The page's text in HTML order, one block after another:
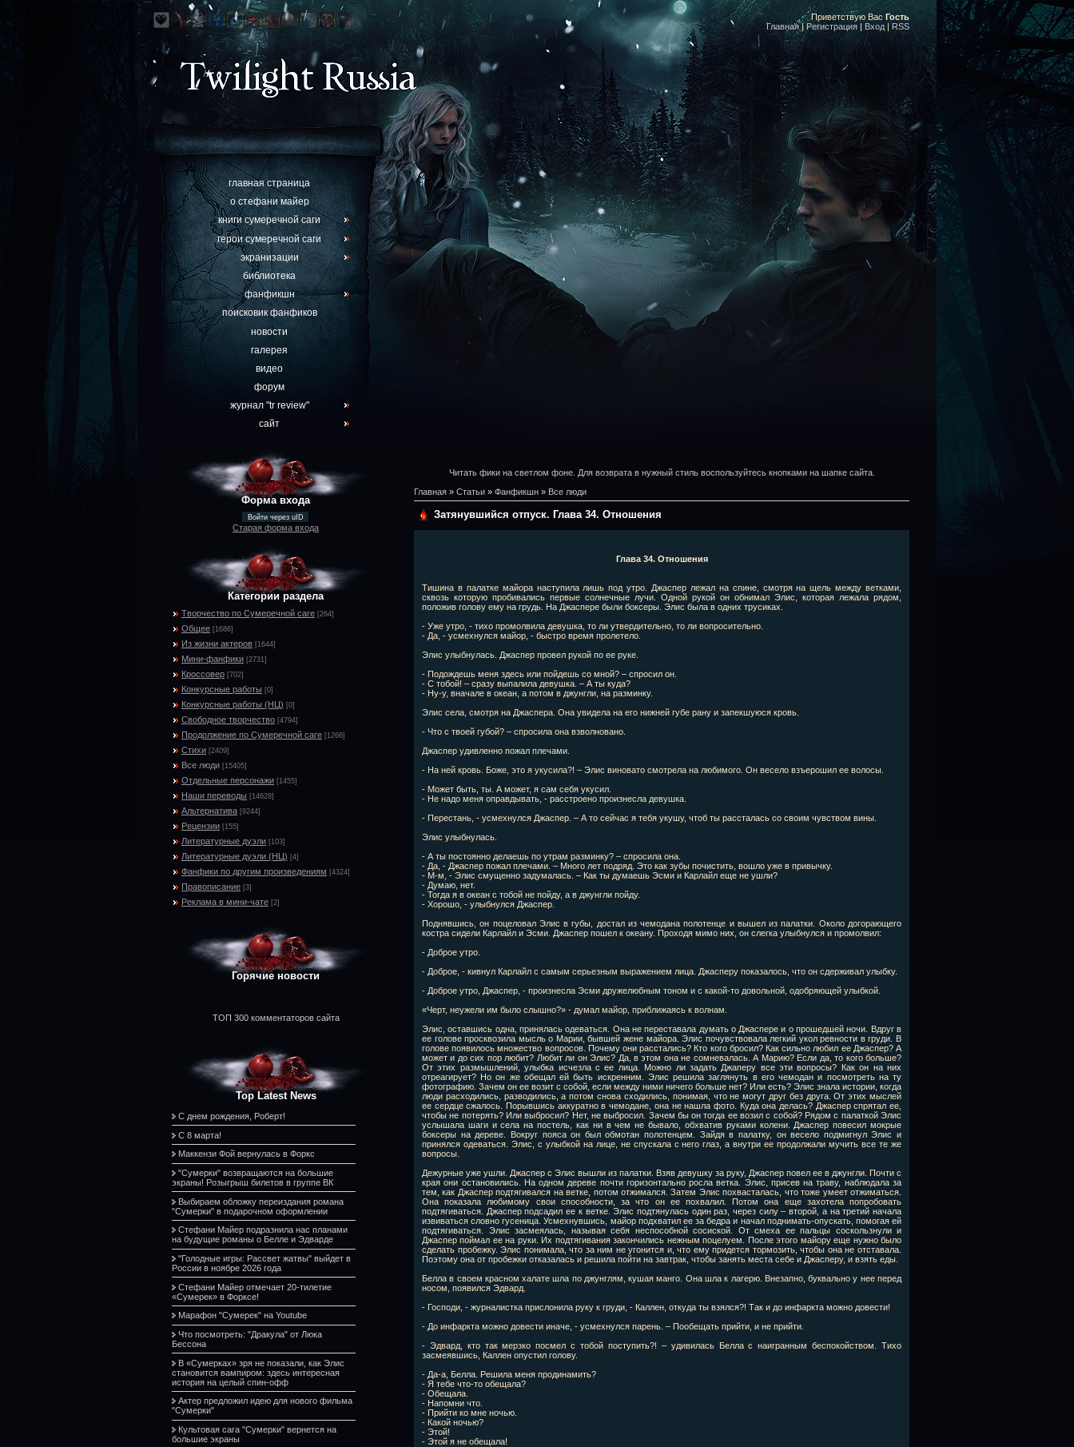
Приветствую Вас Гость
Главная|Регистрация | Вход | RSS
главная страница
о стефани майер
книги сумеречной саги
герои сумеречной саги
экранизации
библиотека
фанфикшн
поисковик фанфиков
новости
галерея
видео
форум
журнал "tr review"
сайт
Форма входа
Войти через uID
Старая форма входа
Категории раздела
Творчество по Сумеречной саге [264]
Общее [1686]
Из жизни актеров [1644]
Мини-фанфики [2731]
Кроссовер [702]
Конкурсные работы [0]
Конкурсные работы (НЦ) [0]
Свободное творчество [4794]
Продолжение по Сумеречной саге [1266]
Стихи [2409]
Все люди [15405]
Отдельные персонажи [1455]
Наши переводы [14628]
Альтернатива [9244]
Рецензии [155]
Литературные дуэли [103]
Литературные дуэли (НЦ) [4]
Фанфики по другим произведениям [4324]
Правописание [3]
Реклама в мини-чате [2]
Горячие новости
ТОП 300 комментаторов сайта
Top Latest News
С днем рождения, Роберт!
С 8 марта!
Маккензи Фой вернулась в Форкс
"Сумерки" возвращаются на большие
экраны! Розыгрыш билетов в группе ВК
Выбираем обложку переиздания романа
"Сумерки" в подарочном оформлении
Стефани Майер подразнила нас планами
на будущие романы о Белле и Эдварде
"Голодные игры: Рассвет жатвы" выйдет в
России в ноябре 2026 года
Стефани Майер отмечает 20-тилетие
«Сумерек» в Форксе!
Марафон "Сумерек" на Youtube
Что посмотреть: "Дракула" от Люка
Бессона
В «Сумерках» зря не показали, как Элис
становится вампиром: здесь интересная
история на целый спин-офф
Актер предложил идею для нового фильма
"Сумерки"
Культовая сага "Сумерки" вернется на
большие экраны
Читать фики на светлом фоне. Для возврата в нужный стиль воспользуйтесь кнопками на шапке сайта.
Главная » Статьи » Фанфикшн » Все люди
Затянувшийся отпуск. Глава 34. Отношения
Глава 34. Отношения
Тишина в палатке майора наступила лишь под утро. Джаспер лежал на спине, смотря на щель между ветками,
сквозь которую пробивались первые солнечные лучи. Одной рукой он обнимал Элис, которая лежала рядом,
положив голову ему на грудь. На Джаспере были боксеры. Элис была в одних трусиках.
- Уже утро, - тихо промолвила девушка, то ли утвердительно, то ли вопросительно.
- Да, - усмехнулся майор, - быстро время пролетело.
Элис улыбнулась. Джаспер провел рукой по ее руке.
- Подождешь меня здесь или пойдешь со мной? – спросил он.
- С тобой! – сразу выпалила девушка. – А ты куда?
- Ну-у, вначале в океан, а потом в джунгли, на разминку.
Элис села, смотря на Джаспера. Она увидела на его нижней губе рану и запекшуюся кровь.
- Что с твоей губой? – спросила она взволновано.
Джаспер удивленно пожал плечами.
- На ней кровь. Боже, это я укусила?! – Элис виновато смотрела на любимого. Он весело взъерошил ее волосы.
- Может быть, ты. А может, я сам себя укусил.
- Не надо меня оправдывать, - расстроено произнесла девушка.
- Перестань, - усмехнулся Джаспер. – А то сейчас я тебя укушу, чтоб ты рассталась со своим чувством вины.
Элис улыбнулась.
- А ты постоянно делаешь по утрам разминку? – спросила она.
- Да, - Джаспер пожал плечами. – Много лет подряд. Это как зубы почистить, вошло уже в привычку.
- М-м, - Элис смущенно задумалась. – Как ты думаешь Эсми и Карлайл еще не ушли?
- Думаю, нет.
- Тогда я в океан с тобой не пойду, а в джунгли пойду.
- Хорошо, - улыбнулся Джаспер.
Поднявшись, он поцеловал Элис в губы, достал из чемодана полотенце и вышел из палатки. Около догорающего
костра сидели Карлайл и Эсми. Джаспер пошел к океану. Проходя мимо них, он слегка улыбнулся и промолвил:
- Доброе утро.
- Доброе, - кивнул Карлайл с самым серьезным выражением лица. Джасперу показалось, что он сдерживал улыбку.
- Доброе утро, Джаспер, - произнесла Эсми дружелюбным тоном и с какой-то довольной, одобряющей улыбкой.
«Черт, неужели им было слышно?» - думал майор, приближаясь к волнам.
Элис, оставшись одна, принялась одеваться. Она не переставала думать о Джаспере и о прошедшей ночи. Вдруг в
ее голове просквозила мысль о Марии, бывшей жене майора. Элис почувствовала легкий укол ревности в груди. В
голове появилось множество вопросов. Почему они расстались? Кто кого бросил? Как сильно любил ее Джаспер? А
может и до сих пор любит? Любит ли он Элис? Да, в этом она не сомневалась. А Марию? Если да, то кого больше?
От этих размышлений, улыбка исчезла с ее лица. Можно ли задать Джаперу все эти вопросы? Как он на них
отреагирует? Но он же обещал ей быть искренним. Элис решила заглянуть в его чемодан и посмотреть на ту
фотографию. Зачем он ее возит с собой, если между ними ничего больше нет? Или есть? Элис знала истории, когда
люди расходились, разводились, а потом снова сходились, понимая, что не могут друг без друга. От этих мыслей
ее сердце сжалось. Порывшись аккуратно в чемодане, она не нашла фото. Куда она делась? Джаспер спрятал ее,
чтобы не потерять? Или выбросил? Нет, не выбросил. Зачем бы он тогда ее возил с собой? Рядом с палаткой Элис
услышала шаги и села на постель, как ни в чем не бывало, обхватив руками колени. Джаспер повесил мокрые
боксеры на дереве. Вокруг пояса он был обмотан полотенцем. Зайдя в палатку, он весело подмигнул Элис и
принялся одеваться. Элис, с улыбкой на лице, не спускала с него глаз, а внутри ее продолжали мучить все те же
вопросы.
Дежурные уже ушли. Джаспер с Элис вышли из палатки. Взяв девушку за руку, Джаспер повел ее в джунгли. Почти с
края они остановились. На одном дереве почти горизонтально росла ветка. Элис, присев на траву, наблюдала за
тем, как Джаспер подтягивался на ветке, потом отжимался. Затем Элис похвасталась, что тоже умеет отжиматься.
Она показала любимому свои способности, за что он ее похвалил. Потом она еще захотела попробовать
подтягиваться. Джаспер подсадил ее к ветке. Элис подтянулась один раз, через силу – второй, а на третий начала
извиваться словно гусеница. Усмехнувшись, майор подхватил ее за бедра и начал поднимать-опускать, помогая ей
подтягиваться. Элис засмеялась, называя себя неспособной сосиской. От смеха ее пальцы соскользнули и
Джаспер поймал ее на руки. Их подтягивания закончились нежным поцелуем. После этого майору еще нужно было
сделать пробежку. Элис понимала, что за ним не угонится и, что ему придется тормозить, чтобы она не отставала.
Поэтому она от пробежки отказалась и решила пойти на завтрак, чтобы занять места себе и Джасперу, и взять еды.
Белла в своем красном халате шла по джунглям, кушая манго. Она шла к лагерю. Внезапно, буквально у нее перед
носом, появился Эдвард.
- Господи, - журналистка прислонила руку к груди, - Каллен, откуда ты взялся?! Так и до инфаркта можно довести!
- До инфаркта можно довести иначе, - усмехнулся парень. – Пообещать прийти, и не прийти.
- Эдвард, кто так мерзко посмел с тобой поступить?! – удивилась Белла с наигранным беспокойством. Тихо
засмеявшись, Каллен опустил голову.
- Да-а, Белла. Решила меня продинамить?
- Я тебе что-то обещала?
- Обещала.
- Напомни что.
- Прийти ко мне ночью.
- Какой ночью?
- Этой!
- Этой я не обещала!